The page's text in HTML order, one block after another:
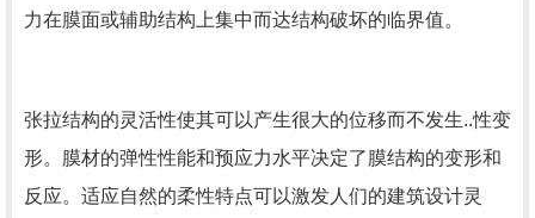
力在膜面或辅助结构上集中而达结构破坏的临界值。
张拉结构的灵活性使其可以产生很大的位移而不发生..性变
形。膜材的弹性性能和预应力水平决定了膜结构的变形和
反应。适应自然的柔性特点可以激发人们的建筑设计灵